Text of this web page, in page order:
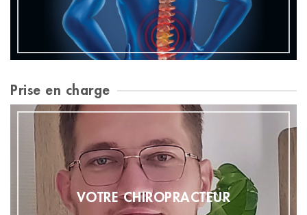
Prise en charge
VOTRE CHIROPRACTEUR